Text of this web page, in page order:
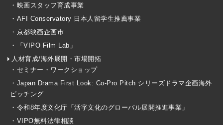
・映画スタッフ育成事業
・AFI Conservatory 日本人留学生推薦事業
・京都映画企画市
・「VIPO Film Lab」
人材育成/海外展開・市場開拓
・セミナー・ワークショップ
・Japan Drama First Look: Co-Pro Pitch シリーズドラマ企画海外
ピッチング
・令和8年度文化庁「活字文化のグローバル展開推進事業」
・VIPO無料法律相談